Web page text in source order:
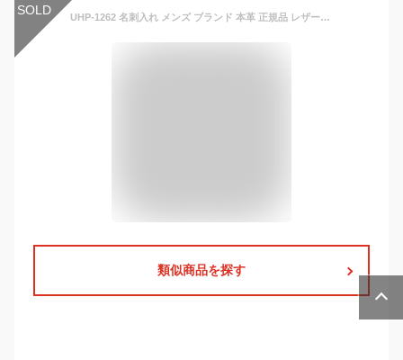
SOLD UHP-1262 名刺入れ メンズ ブランド 本革 正規品 レザー 名刺ケース コードバン 黒 ブラック ユナイテッド・オム メッシュコードバン×牛革カードケース United HOMMEPresident レディース 男 女
類似商品を探す